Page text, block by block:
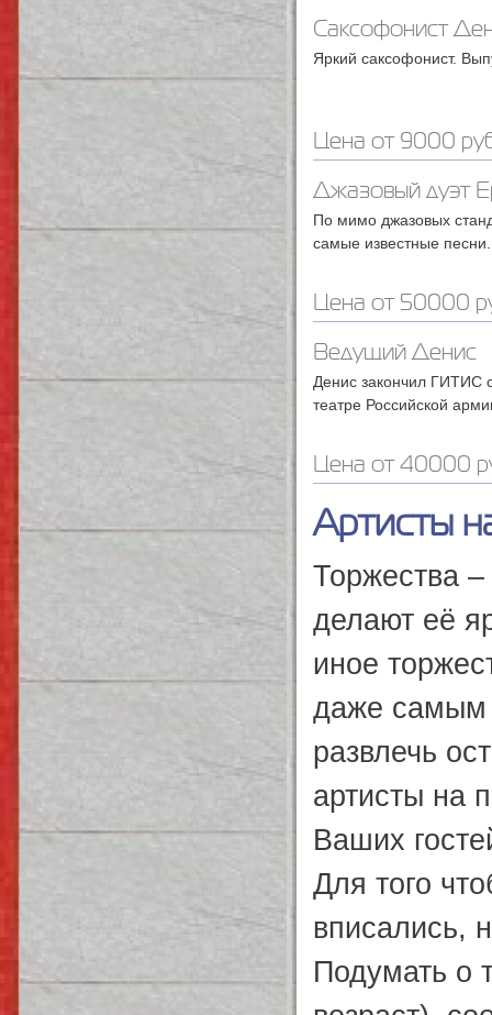
Саксофонист
Яркий саксофонист.
Цена от 9000
Джазовый дуэт
По мимо джазовых
самые известные песни.
Цена от 50000
Ведущий Денис
Денис закончил ГИТИС
театре Российской
Цена от 40000
Артисты
Торжества
делают её
иное
даже самым
развлечь
артисты на
Ваших
Для того
вписались,
Подумать о